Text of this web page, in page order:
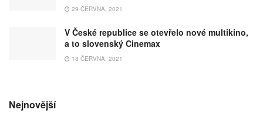
29 ČERVNA, 2021
V České republice se otevřelo nové multikino,
a to slovenský Cinemax
18 ČERVNA, 2021
Nejnovější